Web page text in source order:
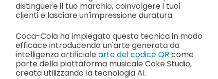
distinguere il tuo marchio, coinvolgere i tuoi
clienti e lasciare un'impressione duratura.
Coca-Cola ha impiegato questa tecnica in modo
efficace introducendo un'arte generata da
intelligenza artificiale arte del codice QR come
parte della piattaforma musicale Coke Studio,
creata utilizzando la tecnologia AI.